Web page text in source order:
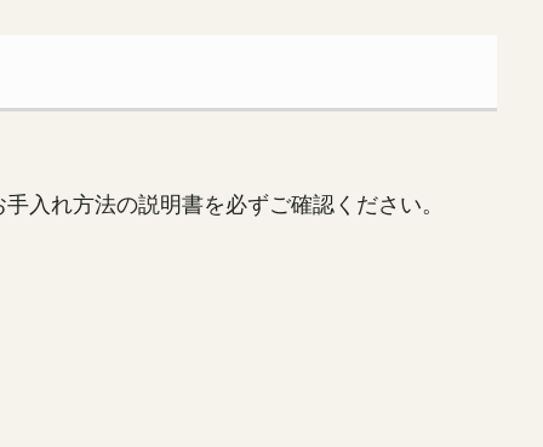
入れ方法の説明書を必ずご確認ください。